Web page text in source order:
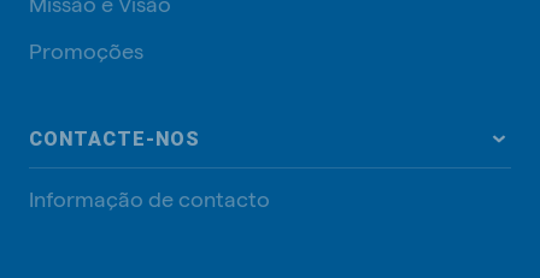
Promoções
CONTACTE-NOS
Informação de contacto